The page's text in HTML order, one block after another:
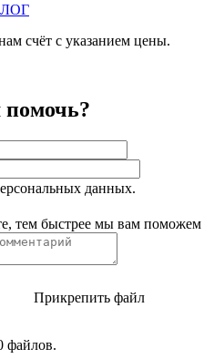
счёт с указанием цены.
данных.
тем быстрее мы вам поможем
Прикрепить файл
файлов.